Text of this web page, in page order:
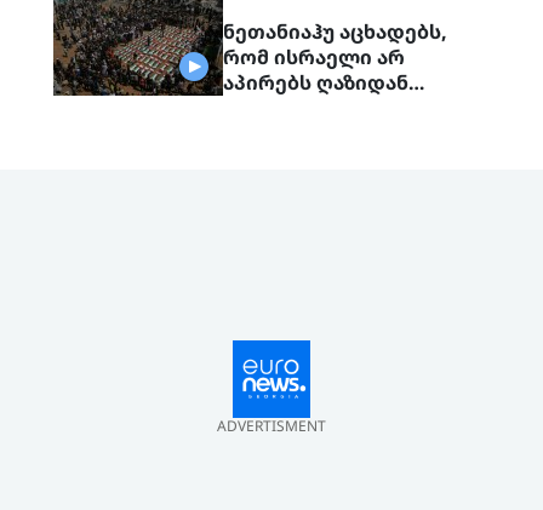
ნეთანიაჰუ აცხადებს,
რომ ისრაელი არ
აპირებს ღაზიდან
ADVERTISMENT